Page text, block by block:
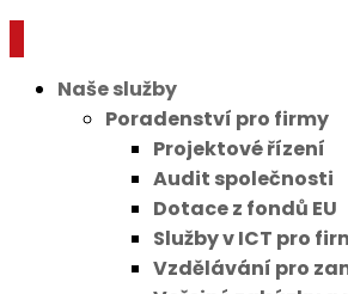
Naše služby
Poradenství pro firmy
Projektové řízení
Audit společnosti
Dotace z fondů EU
Služby v ICT pro
Vzdělávání pro